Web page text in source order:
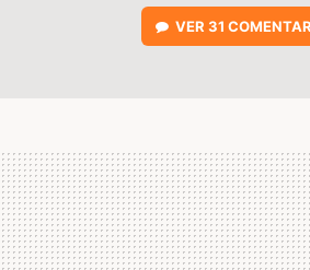
VER 31